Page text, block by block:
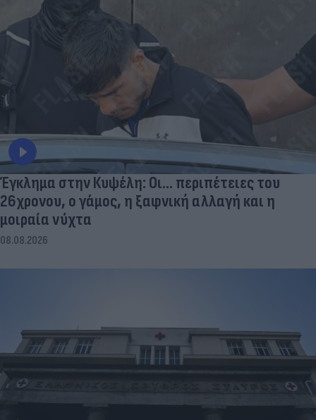
Έγκλημα στην Κυψέλη: Οι... περιπέτειες του
26χρονου, ο γάμος, η ξαφνική αλλαγή και η
μοιραία νύχτα
08.08.2026